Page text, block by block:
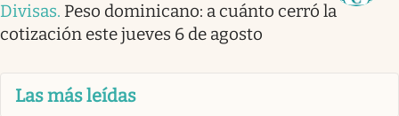
Divisas. Peso dominicano: a cuánto cerró la
cotización este jueves 6 de agosto
Las más leídas